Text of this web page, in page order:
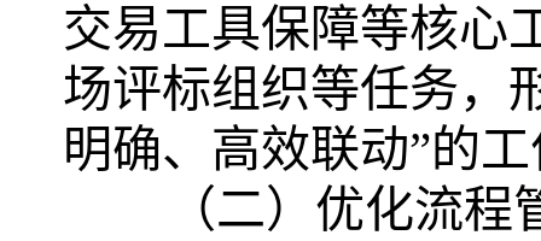
交易工具保障等核心
场评标组织等任务，
明确、高效联动”的
（二）优化流